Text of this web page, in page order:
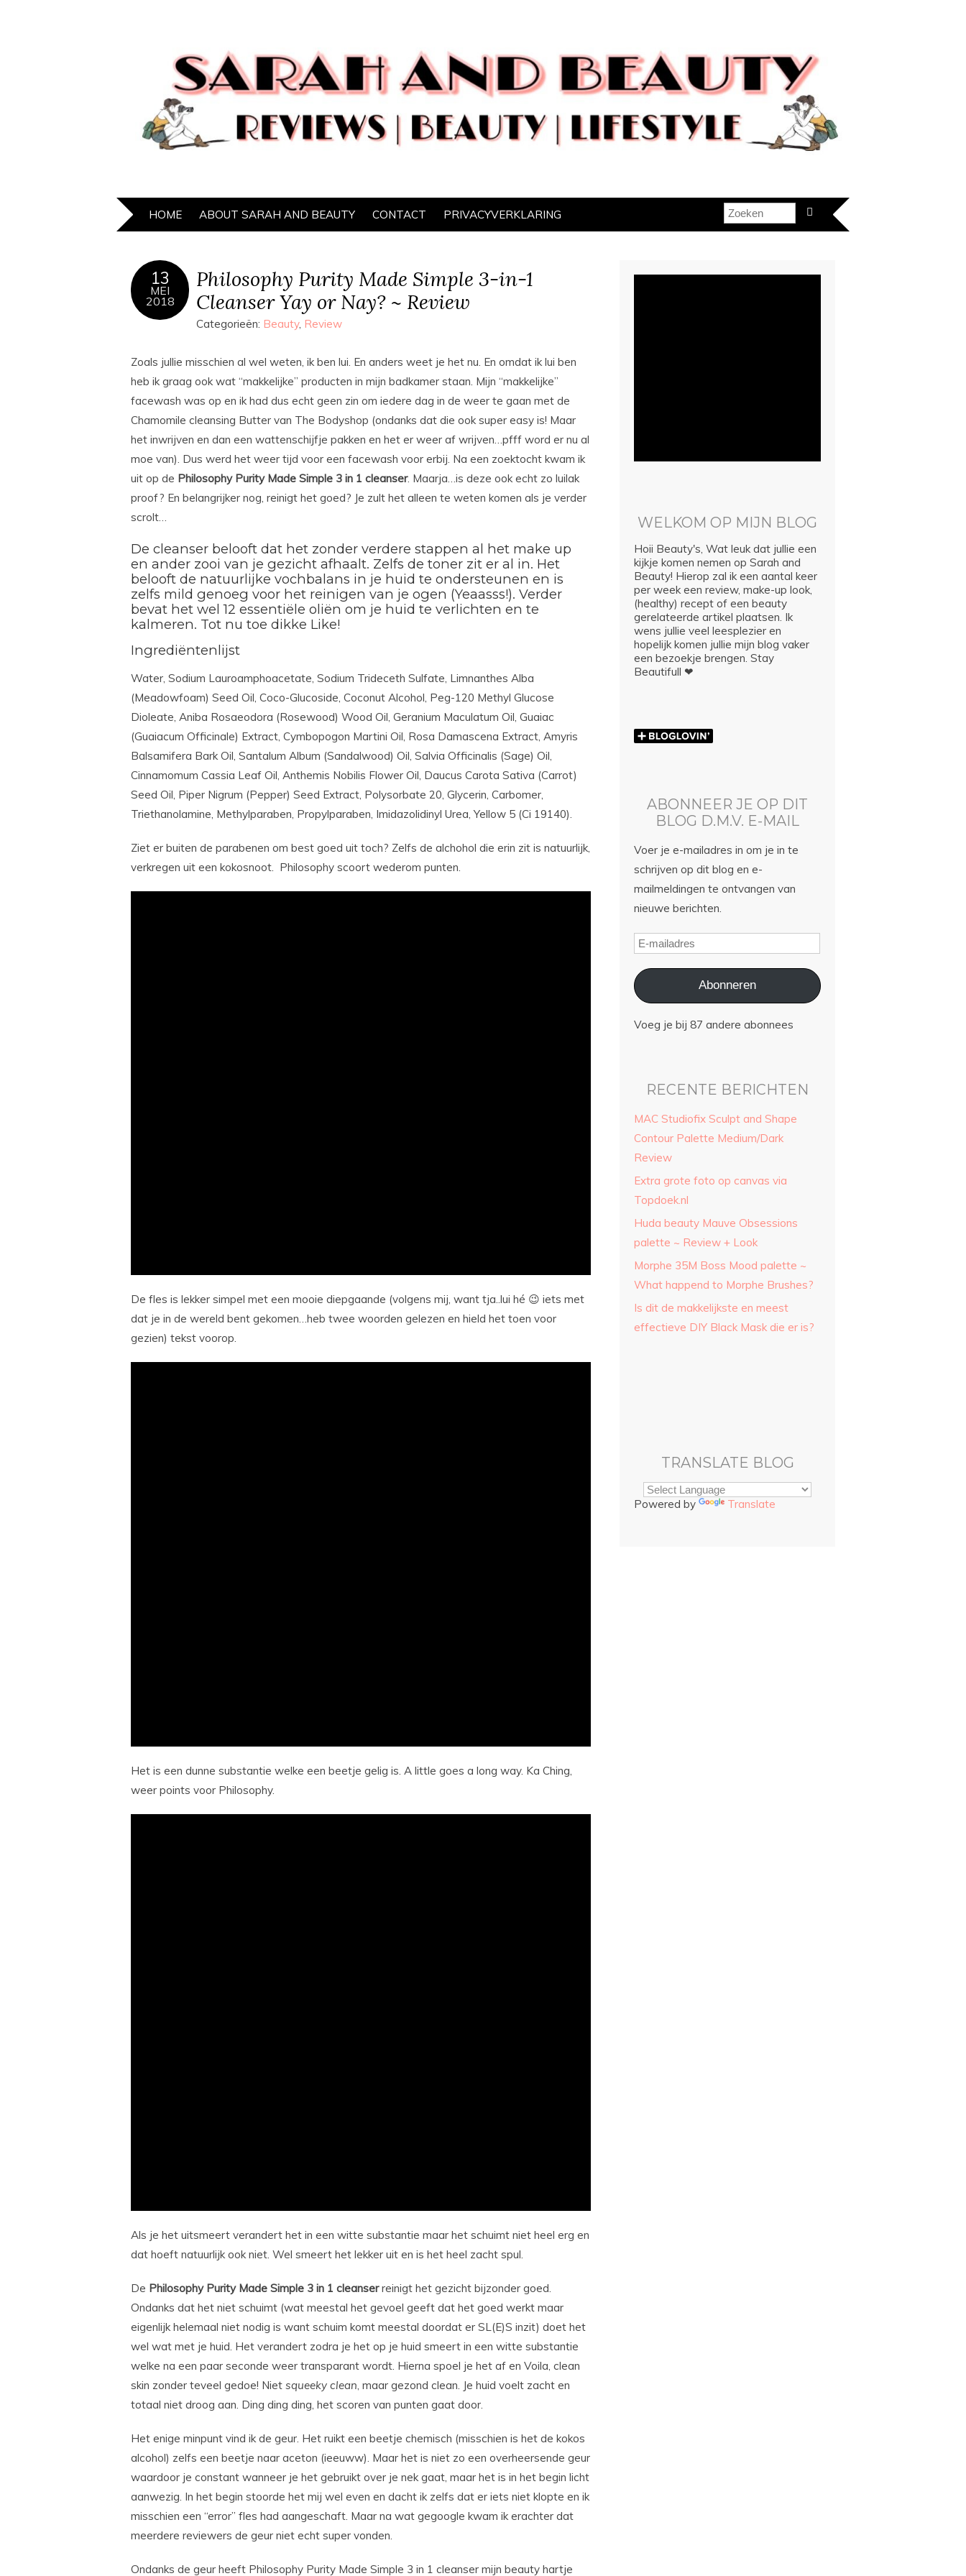
HOME ABOUT SARAH AND BEAUTY CONTACT PRIVACYVERKLARING
13
MEI
2018
Philosophy Purity Made Simple 3-in-1
Cleanser Yay or Nay? ~ Review
Categorieën: Beauty, Review
Zoals jullie misschien al wel weten, ik ben lui. En anders weet je het nu. En omdat ik lui ben
heb ik graag ook wat “makkelijke” producten in mijn badkamer staan. Mijn “makkelijke”
facewash was op en ik had dus echt geen zin om iedere dag in de weer te gaan met de
Chamomile cleansing Butter van The Bodyshop (ondanks dat die ook super easy is! Maar
het inwrijven en dan een wattenschijfje pakken en het er weer af wrijven…pfff word er nu al
moe van). Dus werd het weer tijd voor een facewash voor erbij. Na een zoektocht kwam ik
uit op de Philosophy Purity Made Simple 3 in 1 cleanser. Maarja…is deze ook echt zo luilak
proof? En belangrijker nog, reinigt het goed? Je zult het alleen te weten komen als je verder
scrolt…
De cleanser belooft dat het zonder verdere stappen al het make up
en ander zooi van je gezicht afhaalt. Zelfs de toner zit er al in. Het
belooft de natuurlijke vochbalans in je huid te ondersteunen en is
zelfs mild genoeg voor het reinigen van je ogen (Yeaasss!). Verder
bevat het wel 12 essentiële oliën om je huid te verlichten en te
kalmeren. Tot nu toe dikke Like!
Ingrediëntenlijst
Water, Sodium Lauroamphoacetate, Sodium Trideceth Sulfate, Limnanthes Alba
(Meadowfoam) Seed Oil, Coco-Glucoside, Coconut Alcohol, Peg-120 Methyl Glucose
Dioleate, Aniba Rosaeodora (Rosewood) Wood Oil, Geranium Maculatum Oil, Guaiac
(Guaiacum Officinale) Extract, Cymbopogon Martini Oil, Rosa Damascena Extract, Amyris
Balsamifera Bark Oil, Santalum Album (Sandalwood) Oil, Salvia Officinalis (Sage) Oil,
Cinnamomum Cassia Leaf Oil, Anthemis Nobilis Flower Oil, Daucus Carota Sativa (Carrot)
Seed Oil, Piper Nigrum (Pepper) Seed Extract, Polysorbate 20, Glycerin, Carbomer,
Triethanolamine, Methylparaben, Propylparaben, Imidazolidinyl Urea, Yellow 5 (Ci 19140).
Ziet er buiten de parabenen om best goed uit toch? Zelfs de alchohol die erin zit is natuurlijk,
verkregen uit een kokosnoot. Philosophy scoort wederom punten.
De fles is lekker simpel met een mooie diepgaande (volgens mij, want tja..lui hé 😉 iets met
dat je in de wereld bent gekomen…heb twee woorden gelezen en hield het toen voor
gezien) tekst voorop.
Het is een dunne substantie welke een beetje gelig is. A little goes a long way. Ka Ching,
weer points voor Philosophy.
Als je het uitsmeert verandert het in een witte substantie maar het schuimt niet heel erg en
dat hoeft natuurlijk ook niet. Wel smeert het lekker uit en is het heel zacht spul.
De Philosophy Purity Made Simple 3 in 1 cleanserreinigt het gezicht bijzonder goed.
Ondanks dat het niet schuimt (wat meestal het gevoel geeft dat het goed werkt maar
eigenlijk helemaal niet nodig is want schuim komt meestal doordat er SL(E)S inzit) doet het
wel wat met je huid. Het verandert zodra je het op je huid smeert in een witte substantie
welke na een paar seconde weer transparant wordt. Hierna spoel je het af en Voila, clean
skin zonder teveel gedoe! Niet squeeky clean, maar gezond clean. Je huid voelt zacht en
totaal niet droog aan. Ding ding ding, het scoren van punten gaat door.
Het enige minpunt vind ik de geur. Het ruikt een beetje chemisch (misschien is het de kokos
alcohol) zelfs een beetje naar aceton (ieeuww). Maar het is niet zo een overheersende geur
waardoor je constant wanneer je het gebruikt over je nek gaat, maar het is in het begin licht
aanwezig. In het begin stoorde het mij wel even en dacht ik zelfs dat er iets niet klopte en ik
misschien een “error” fles had aangeschaft. Maar na wat gegoogle kwam ik erachter dat
meerdere reviewers de geur niet echt super vonden.
Ondanks de geur heeft Philosophy Purity Made Simple 3 in 1 cleanser mijn beauty hartje
WELKOM OP MIJN BLOG
Hoii Beauty's, Wat leuk dat jullie een
kijkje komen nemen op Sarah and
Beauty! Hierop zal ik een aantal keer
per week een review, make-up look,
(healthy) recept of een beauty
gerelateerde artikel plaatsen. Ik
wens jullie veel leesplezier en
hopelijk komen jullie mijn blog vaker
een bezoekje brengen. Stay
Beautifull ❤
ABONNEER JE OP DIT
BLOG D.M.V. E-MAIL
Voer je e-mailadres in om je in te
schrijven op dit blog en e-
mailmeldingen te ontvangen van
nieuwe berichten.
Abonneren
Voeg je bij 87 andere abonnees
RECENTE BERICHTEN
MAC Studiofix Sculpt and Shape
Contour Palette Medium/Dark
Review
Extra grote foto op canvas via
Topdoek.nl
Huda beauty Mauve Obsessions
palette ~ Review + Look
Morphe 35M Boss Mood palette ~
What happend to Morphe Brushes?
Is dit de makkelijkste en meest
effectieve DIY Black Mask die er is?
TRANSLATE BLOG
Powered by Translate